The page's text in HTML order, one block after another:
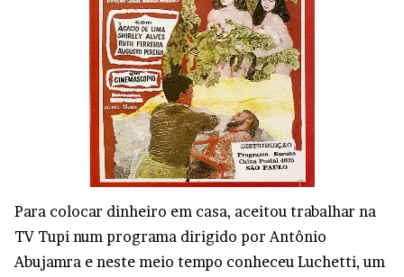
Para colocar dinheiro em casa, aceitou trabalhar na
TV Tupi num programa dirigido por Antônio
Abujamra e neste meio tempo conheceu Luchetti, um